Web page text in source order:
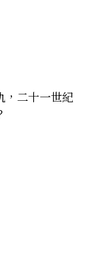
，二十一世紀